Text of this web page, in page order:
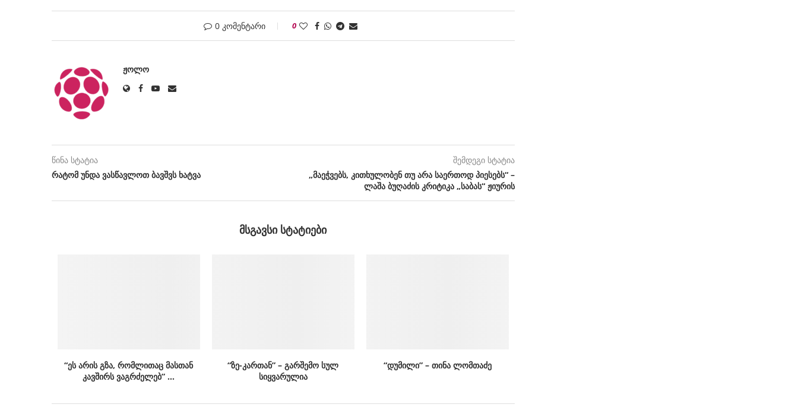
0 კომენტარი 0
ᲟᲝᲚᲝ
წინა სტატია
რატომ უნდა ვასწავლოთ ბავშვს ხატვა
შემდეგი სტატია
„მაეჭვებს, კითხულობენ თუ არა საერთოდ პიესებს“ –
ლაშა ბუღაძის კრიტიკა „საბას“ ჟიურის
ᲛᲡᲒᲐᲕᲡᲘ ᲡᲢᲐᲢᲘᲔᲑᲘ
“ეს არის გზა, რომლითაც მასთან
კავშირს ვაგრძელებ” …
“ზე-კართან” – გარშემო სულ
სიყვარულია
“დუმილი” – თინა ლომთაძე